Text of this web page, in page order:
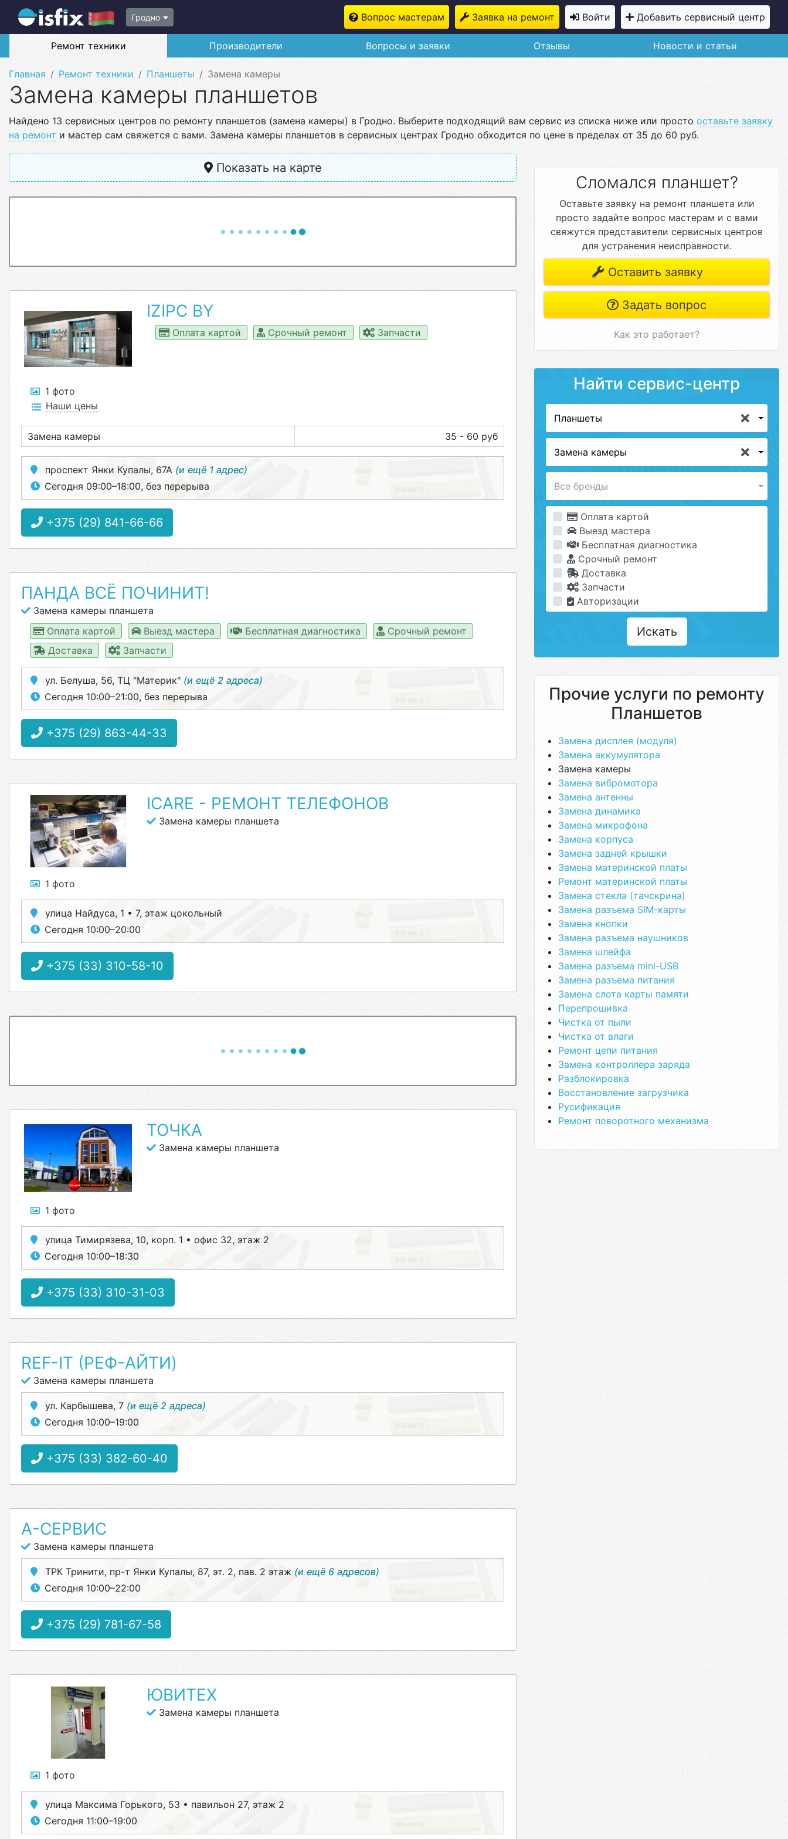
Гродно Вопрос мастерам Заявка на ремонт Войти Добавить сервисный центр
Ремонт техники Производители Вопросы и заявки Отзывы Новости и статьи
Главная Ремонт техники Планшеты Замена камеры
Замена камеры планшетов
Найдено 13 сервисных центров по ремонту планшетов (замена камеры) в Гродно. Выберите подходящий вам сервис из списка ниже или просто оставьте заявку
на ремонт и мастер сам свяжется с вами. Замена камеры планшетов в сервисных центрах Гродно обходится по цене в пределах от 35 до 60 руб.
Показать на карте
1 фото
Наши цены
IZIPC BY
Оплата картой Срочный ремонт Запчасти
Замена камеры 35 - 60 руб
проспект Янки Купалы, 67А (и ещё 1 адрес)
Сегодня 09:00–18:00, без перерыва
+375 (29) 841-66-66
ПАНДА ВСЁ ПОЧИНИТ!
Замена камеры планшета
Оплата картой
Выезд мастера Бесплатная диагностика
Срочный ремонт
Доставка
Запчасти
ул. Белуша, 56, ТЦ "Материк" (и ещё 2 адреса)
Сегодня 10:00–21:00, без перерыва
+375 (29) 863-44-33
1 фото
ICARE - РЕМОНТ ТЕЛЕФОНОВ
Замена камеры планшета
улица Найдуса, 1 • 7, этаж цокольный
Сегодня 10:00–20:00
+375 (33) 310-58-10
1 фото
ТОЧКА
Замена камеры планшета
улица Тимирязева, 10, корп. 1 • офис 32, этаж 2
Сегодня 10:00–18:30
+375 (33) 310-31-03
REF-IT (РЕФ-АЙТИ)
Замена камеры планшета
ул. Карбышева, 7 (и ещё 2 адреса)
Сегодня 10:00–19:00
+375 (33) 382-60-40
А-СЕРВИС
Замена камеры планшета
ТРК Тринити, пр-т Янки Купалы, 87, эт. 2, пав. 2 этаж (и ещё 6 адресов)
Сегодня 10:00–22:00
+375 (29) 781-67-58
1 фото
ЮВИТЕХ
Замена камеры планшета
улица Максима Горького, 53 • павильон 27, этаж 2
Сегодня 11:00–19:00
Сломался планшет?
Оставьте заявку на ремонт планшета или
просто задайте вопрос мастерам и с вами
свяжутся представители сервисных центров
для устранения неисправности.
Оставить заявку
Задать вопрос
Как это работает?
Найти сервис-центр
Планшеты
Замена камеры
Все бренды
Оплата картой
Выезд мастера
Бесплатная диагностика
Срочный ремонт
Доставка
Запчасти
Авторизации
Искать
Прочие услуги по ремонту
Планшетов
Замена дисплея (модуля)
Замена аккумулятора
Замена камеры
Замена вибромотора
Замена антенны
Замена динамика
Замена микрофона
Замена корпуса
Замена задней крышки
Замена материнской платы
Ремонт материнской платы
Замена стекла (тачскрина)
Замена разъема SIM-карты
Замена кнопки
Замена разъема наушников
Замена шлейфа
Замена разъема mini-USB
Замена разъема питания
Замена слота карты памяти
Перепрошивка
Чистка от пыли
Чистка от влаги
Ремонт цепи питания
Замена контроллера заряда
Разблокировка
Восстановление загрузчика
Русификация
Ремонт поворотного механизма